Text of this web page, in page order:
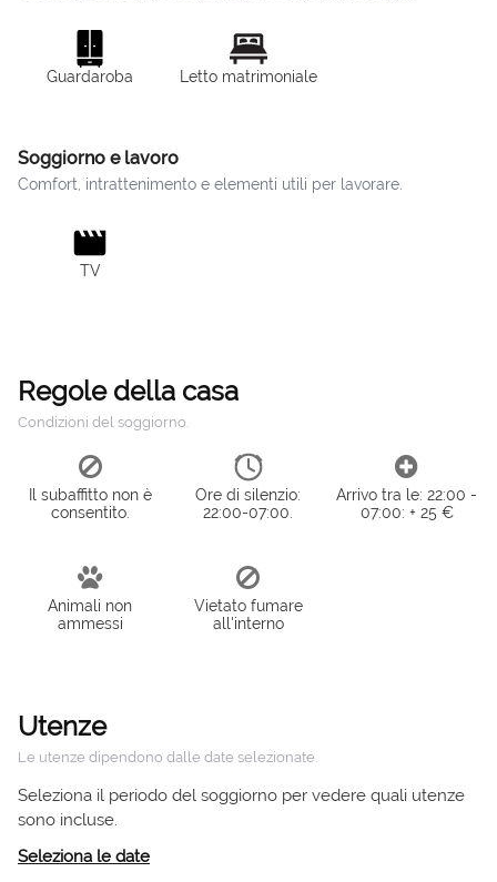
Guardaroba Letto matrimoniale
Soggiorno e lavoro
Comfort, intrattenimento e elementi utili per lavorare.
TV
Regole della casa
Condizioni del soggiorno.
Il subaffitto non è
consentito.
Ore di silenzio:
22:00-07:00.
Arrivo tra le: 22:00 -
07:00: + 25 €
Animali non
ammessi
Vietato fumare
all'interno
Utenze
Le utenze dipendono dalle date selezionate.
Seleziona il periodo del soggiorno per vedere quali utenze
sono incluse.
Seleziona le date